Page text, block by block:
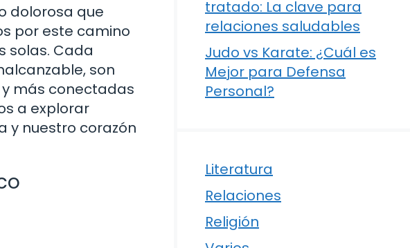
dolorosa que
por este camino
solas. Cada
son
más conectadas
a explorar
y nuestro corazón
tratado: La clave para
relaciones saludables
Judo vs Karate: ¿Cuál es
Mejor para Defensa
Personal?
Literatura
Relaciones
Religión